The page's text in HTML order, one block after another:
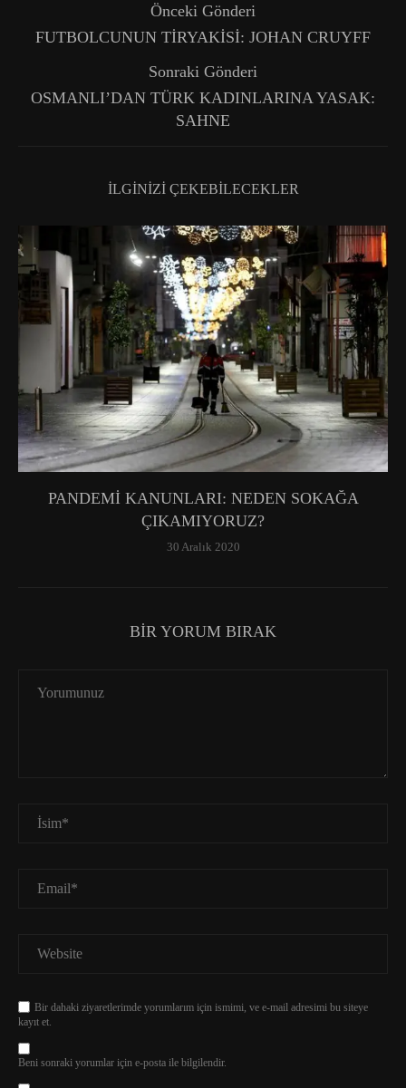
Önceki Gönderi
FUTBOLCUNUN TİRYAKİSİ: JOHAN CRUYFF
Sonraki Gönderi
OSMANLI’DAN TÜRK KADINLARINA YASAK:
SAHNE
İLGINIZI ÇEKEBILECEKLER
PANDEMİ KANUNLARI: NEDEN SOKAĞA
ÇIKAMIYORUZ?
30 Aralık 2020
BIR YORUM BIRAK
Bir dahaki ziyaretlerimde yorumlarım için ismimi, ve e-mail adresimi bu siteye
kayıt et.
Beni sonraki yorumlar için e-posta ile bilgilendir.